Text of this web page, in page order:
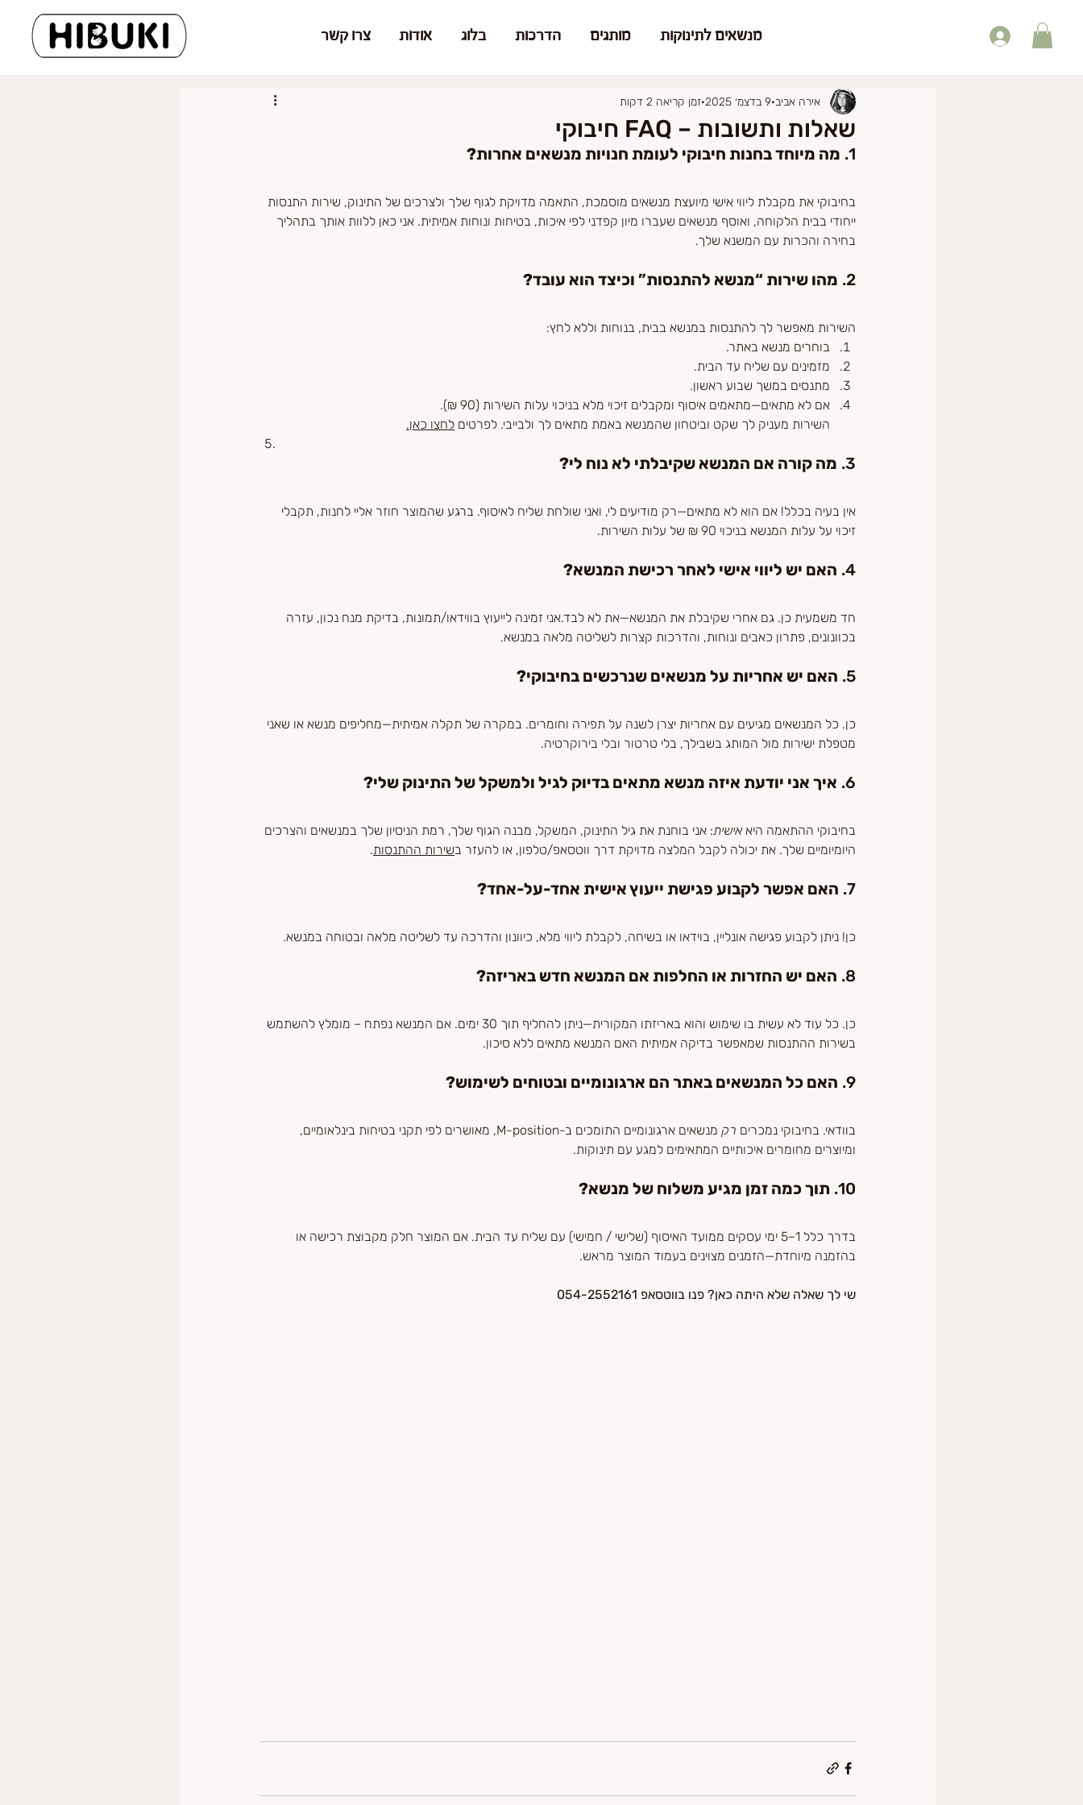
מנשאים לתינוקות מותגים הדרכות בלוג אודות צרו קשר
שאלות ותשובות – FAQ חיבוקי
אירה אביב 9 בדצמ׳ 2025 זמן קריאה 2 דקות
1. מה מיוחד בחנות חיבוקי לעומת חנויות מנשאים אחרות?
בחיבוקי את מקבלת ליווי אישי מיועצת מנשאים מוסמכת, התאמה מדויקת לגוף שלך ולצרכים של התינוק, שירות התנסות
ייחודי בבית הלקוחה, ואוסף מנשאים שעברו מיון קפדני לפי איכות, בטיחות ונוחות אמיתית. אני כאן ללוות אותך בתהליך
בחירה והכרות עם המשנא שלך.
2. מהו שירות “מנשא להתנסות” וכיצד הוא עובד?
השירות מאפשר לך להתנסות במנשא בבית, בנוחות וללא לחץ:
בוחרים מנשא באתר.
מזמינים עם שליח עד הבית.
מתנסים במשך שבוע ראשון.
אם לא מתאים—מתאמים איסוף ומקבלים זיכוי מלא בניכוי עלות השירות (90 ₪).
השירות מעניק לך שקט וביטחון שהמנשא באמת מתאים לך ולבייבי. לפרטים לחצו כאן.
3. מה קורה אם המנשא שקיבלתי לא נוח לי?
אין בעיה בכלל! אם הוא לא מתאים—רק מודיעים לי, ואני שולחת שליח לאיסוף. ברגע שהמוצר חוזר אליי לחנות, תקבלי
זיכוי על עלות המנשא בניכוי 90 ₪ של עלות השירות.
4. האם יש ליווי אישי לאחר רכישת המנשא?
חד משמעית כן. גם אחרי שקיבלת את המנשא—את לא לבד.אני זמינה לייעוץ בווידאו/תמונות, בדיקת מנח נכון, עזרה
בכוונונים, פתרון כאבים ונוחות, והדרכות קצרות לשליטה מלאה במנשא.
5. האם יש אחריות על מנשאים שנרכשים בחיבוקי?
כן. כל המנשאים מגיעים עם אחריות יצרן לשנה על תפירה וחומרים. במקרה של תקלה אמיתית—מחליפים מנשא או שאני
מטפלת ישירות מול המותג בשבילך, בלי טרטור ובלי בירוקרטיה.
6. איך אני יודעת איזה מנשא מתאים בדיוק לגיל ולמשקל של התינוק שלי?
בחיבוקי ההתאמה היא אישית: אני בוחנת את גיל התינוק, המשקל, מבנה הגוף שלך, רמת הניסיון שלך במנשאים והצרכים
היומיומיים שלך. את יכולה לקבל המלצה מדויקת דרך ווטסאפ/טלפון, או להעזר בשירות ההתנסות.
7. האם אפשר לקבוע פגישת ייעוץ אישית אחד-על-אחד?
כן! ניתן לקבוע פגישה אונליין, בוידאו או בשיחה, לקבלת ליווי מלא, כיוונון והדרכה עד לשליטה מלאה ובטוחה במנשא.
8. האם יש החזרות או החלפות אם המנשא חדש באריזה?
כן. כל עוד לא עשית בו שימוש והוא באריזתו המקורית—ניתן להחליף תוך 30 ימים. אם המנשא נפתח – מומלץ להשתמש
בשירות ההתנסות שמאפשר בדיקה אמיתית האם המנשא מתאים ללא סיכון.
9. האם כל המנשאים באתר הם ארגונומיים ובטוחים לשימוש?
בוודאי. בחיבוקי נמכרים רק
מנשאים ארגונומיים התומכים ב-M-position, מאושרים לפי תקני בטיחות בינלאומיים,
ומיוצרים מחומרים איכותיים המתאימים למגע עם תינוקות.
10. תוך כמה זמן מגיע משלוח של מנשא?
בדרך כלל 1–5 ימי עסקים ממועד האיסוף (שלישי / חמישי) עם שליח עד הבית. אם המוצר חלק מקבוצת רכישה או
בהזמנה מיוחדת—הזמנים מצוינים בעמוד המוצר מראש.
שי לך שאלה שלא היתה כאן? פנו בווטסאפ 054-2552161